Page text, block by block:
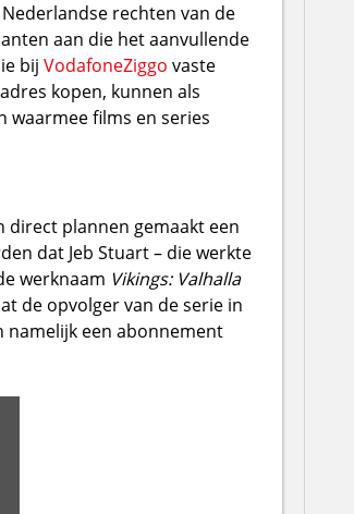
rechten van de
aan die het aanvullende
bij VodafoneZiggo vaste
kopen, kunnen als
waarmee films en series
plannen gemaakt een
dat Jeb Stuart – die werkte
werknaam Vikings: Valhalla
de opvolger van de serie in
namelijk een abonnement